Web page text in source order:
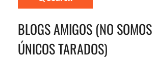
BLOGS AMIGOS (NO
ÚNICOS TARADOS)